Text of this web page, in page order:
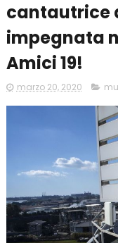
cantautrice
impegnata
Amici 19!
marzo 20, 2020